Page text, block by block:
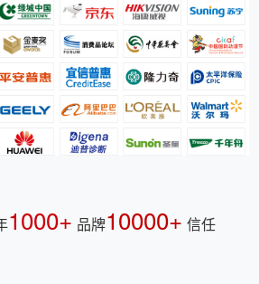
1000+ 品牌10000+ 信任